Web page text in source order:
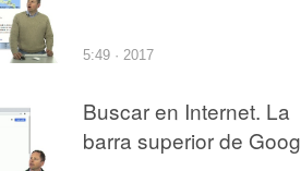
5:49 · 2017
Buscar en Internet. La
barra superior de